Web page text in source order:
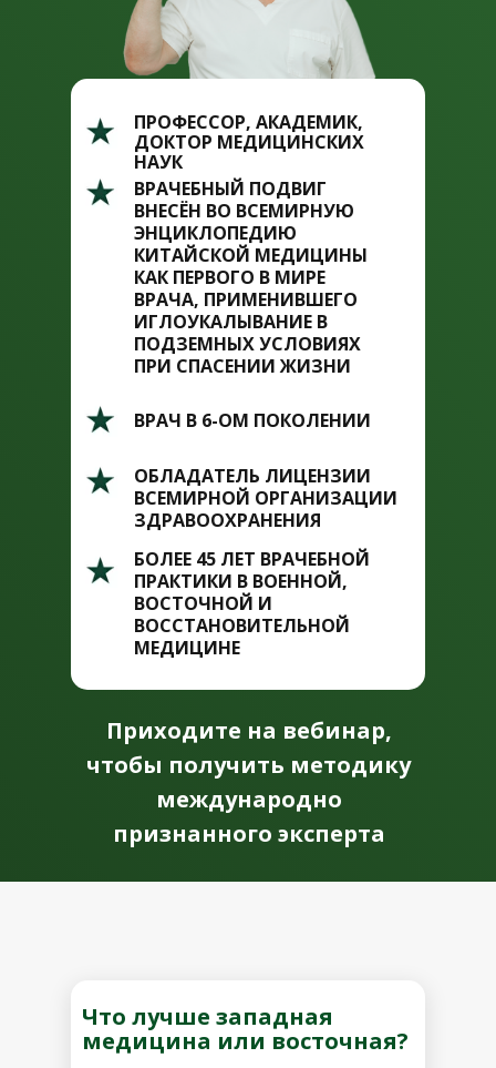
ПРОФЕССОР, АКАДЕМИК,
ДОКТОР МЕДИЦИНСКИХ
НАУК
ВРАЧЕБНЫЙ ПОДВИГ
ВНЕСЁН ВО ВСЕМИРНУЮ
ЭНЦИКЛОПЕДИЮ
КИТАЙСКОЙ МЕДИЦИНЫ
КАК ПЕРВОГО В МИРЕ
ВРАЧА, ПРИМЕНИВШЕГО
ИГЛОУКАЛЫВАНИЕ В
ПОДЗЕМНЫХ УСЛОВИЯХ
ПРИ СПАСЕНИИ ЖИЗНИ
ВРАЧ В 6-ОМ ПОКОЛЕНИИ
ОБЛАДАТЕЛЬ ЛИЦЕНЗИИ
ВСЕМИРНОЙ ОРГАНИЗАЦИИ
ЗДРАВООХРАНЕНИЯ
БОЛЕЕ 45 ЛЕТ ВРАЧЕБНОЙ
ПРАКТИКИ В ВОЕННОЙ,
ВОСТОЧНОЙ И
ВОССТАНОВИТЕЛЬНОЙ
МЕДИЦИНЕ
Приходите на вебинар,
чтобы получить методику
международно
признанного эксперта
Что лучше западная
медицина или восточная?